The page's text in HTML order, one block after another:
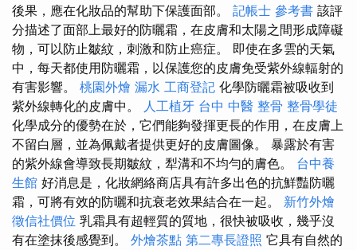
後果，應在化妝品的幫助下保護面部。 記帳士 參考書 該評
分描述了面部上最好的防曬霜，在皮膚和太陽之間形成障礙
物，可以防止皺紋，刺激和防止癌症。 即使在多雲的天氣
中，每天都使用防曬霜，以保護您的皮膚免受紫外線輻射的
有害影響。 桃園外燴 漏水 工商登記 化學防曬霜被吸收到
紫外線轉化的皮膚中。 人工植牙 台中 中醫 整骨 整骨學徒
化學成分的優勢在於，它們能夠發揮更長的作用，在皮膚上
不留白層，並為佩戴者提供更好的皮膚圖像。 暴露於有害
的紫外線會導致長期皺紋，犁溝和不均勻的膚色。 台中養
生館 好消息是，化妝網絡商店具有許多出色的抗鮮豔防曬
霜，可將有效的防曬和抗衰老效果結合在一起。 新竹外燴
徵信社價位 乳霜具有超輕質的質地，很快被吸收，幾乎沒
有在塗抹後感覺到。 外燴茶點 第二專長證照 它具有自然的